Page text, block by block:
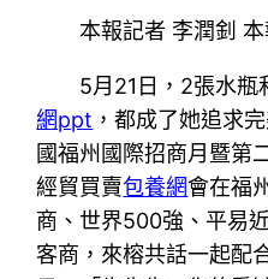
本報記者 李潤釗
5月21日，2張水瓶
網ppt ，都成了她追求
國福州國際招商月暨第
經貿買賣包養網會在福
商、世界500強、平易
客商，來榕共話一起配